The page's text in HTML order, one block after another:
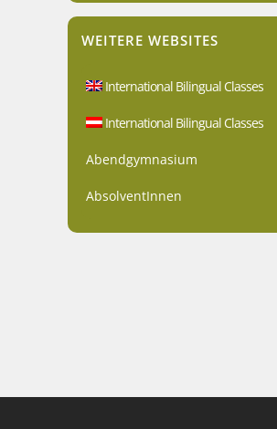
WEITERE WEBSITES
International Bilingual Classes
International Bilingual Classes
Abendgymnasium
AbsolventInnen